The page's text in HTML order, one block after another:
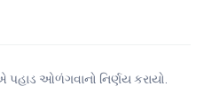
પહાડ ઓળંગવાનો નિર્ણય કરાયો.